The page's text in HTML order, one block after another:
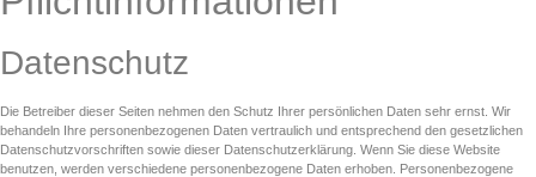
Datenschutz
Die Betreiber dieser Seiten nehmen den Schutz Ihrer persönlichen Daten sehr ernst. Wir
behandeln Ihre personenbezogenen Daten vertraulich und entsprechend den gesetzlichen
Datenschutzvorschriften sowie dieser Datenschutzerklärung. Wenn Sie diese Website
benutzen, werden verschiedene personenbezogene Daten erhoben. Personenbezogene